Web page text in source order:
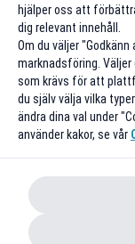
hjälper oss att
dig relevant innehåll.
Om du väljer
marknadsföring.
som krävs för att
du själv välja vilka
ändra dina val under
använder kakor, se vår